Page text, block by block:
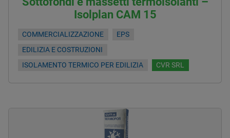
Isolplan CAM 15
COMMERCIALIZZAZIONE
EPS
EDILIZIA E COSTRUZIONI
ISOLAMENTO TERMICO PER EDILIZIA
CVR SRL